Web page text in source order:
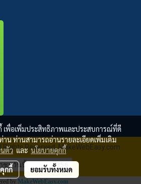
Reserved. MakeWebEasy.com
ชมวันนี้ 356
by MakeWebEasy.com
เพื่อเพิ่มประสิทธิภาพและประสบการณ์ที่ดี
าน ท่านสามารถอ่านรายละเอียดเพิ่มเติม
ตัวและนโยบายคุกกี้
กกี้ ยอมรับทั้งหมด